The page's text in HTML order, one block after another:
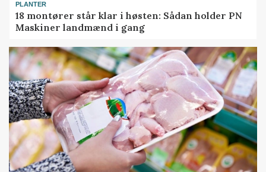
PLANTER
18 montører står klar i høsten: Sådan holder PN
Maskiner landmænd i gang